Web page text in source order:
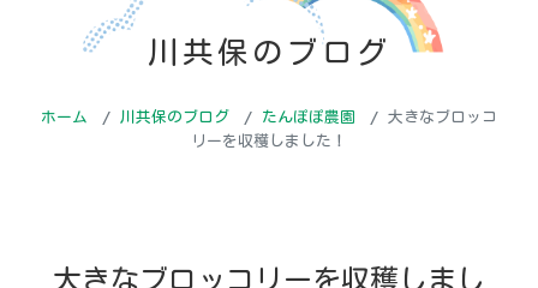
川共保のブログ
ホーム 川共保のブログ たんぽぽ農園
大きなブロッコ
リーを収穫しました！